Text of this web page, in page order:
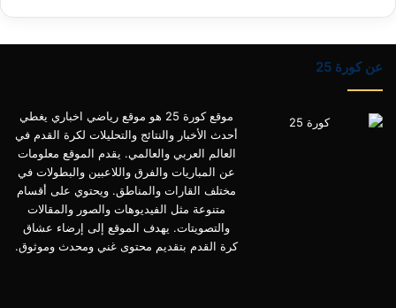
عن كورة 25
موقع كورة 25 هو موقع رياضي اخباري يغطي
أحدث الأخبار والنتائج والتحليلات لكرة القدم في
العالم العربي والعالمي. يقدم الموقع معلومات
عن المباريات والفرق واللاعبين والبطولات في
مختلف القارات والمناطق. ويحتوي على أقسام
متنوعة مثل الفيديوهات والصور والمقالات
والتصويتات. يهدف الموقع إلى إرضاء عشاق
كرة القدم بتقديم محتوى غني ومحدث وموثوق.